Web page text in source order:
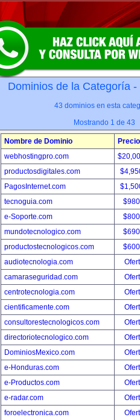
Dominios de la Categoría -
43 dominios en esta
Mostrando 1 de 43
Nombre de Dominio
Precio
webhostingpro.com
productosdigitales.com
PagosInternet.com
tecnoguia.com
e-Soporte.com
mundotecnologico.com
productostecnologicos.com
audiotecnologia.com
camaraseguridad.com
centrotecnologia.com
cientificamente.com
consultorestecnologicos.com
directoriotecnologico.com
DominiosMexico.com
e-Honduras.com
e-Productos.com
e-radar.com
foroelectronica.com